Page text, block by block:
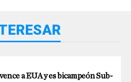
a EUA y es bicampeón Sub-